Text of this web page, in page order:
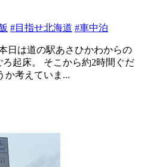
#目指せ北海道 #車中泊
日は道の駅あさひかわからの
起床。 そこから約2時間ぐだ
か考えていま...